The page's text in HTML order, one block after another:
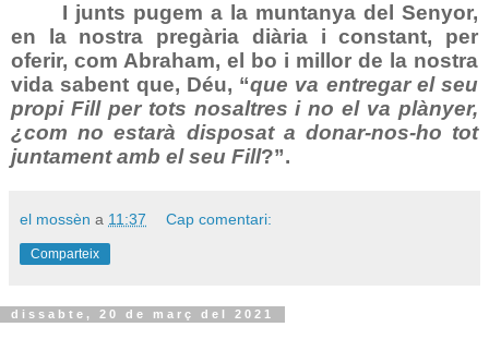
I junts pugem a la muntanya del Senyor,
en la nostra pregària diària i constant, per
oferir, com Abraham, el bo i millor de la nostra
vida sabent que, Déu, “que va entregar el seu
propi Fill per tots nosaltres i no el va plànyer,
¿com no estarà disposat a donar-nos-ho tot
juntament amb el seu Fill?”.
el mossèn a 11:37 Cap comentari:
Comparteix
dissabte, 20 de març del 2021